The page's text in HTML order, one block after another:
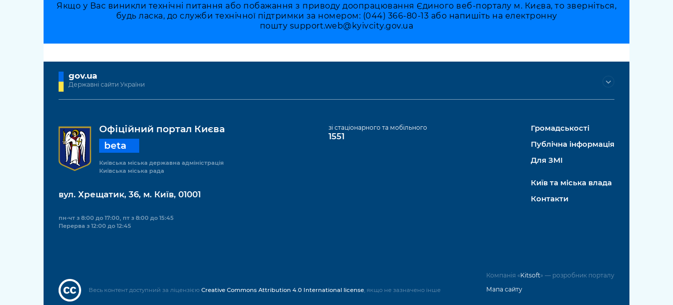
Якщо у Вас виникли технічні питання або побажання з приводу доопрацювання Єдиного веб-порталу м. Києва, то зверніться,
будь ласка, до служби технічної підтримки за номером: (044) 366-80-13 або напишіть на електронну
пошту support.web@kyivcity.gov.ua
gov.ua
Державні сайти України
Офіційний портал Києва
beta
Київська міська державна адміністрація
Київська міська рада
вул. Хрещатик, 36, м. Київ, 01001
пн-чт з 8:00 до 17:00, пт з 8:00 до 15:45
Перерва з 12:00 до 12:45
зі стаціонарного та мобільного
1551
Громадськості
Публічна інформація
Для ЗМІ
Київ та міська влада
Контакти
Компанія «Kitsoft» — розробник порталу
Мапа сайту
Весь контент доступний за ліцензією Creative Commons Attribution 4.0 International license, якщо не зазначено інше